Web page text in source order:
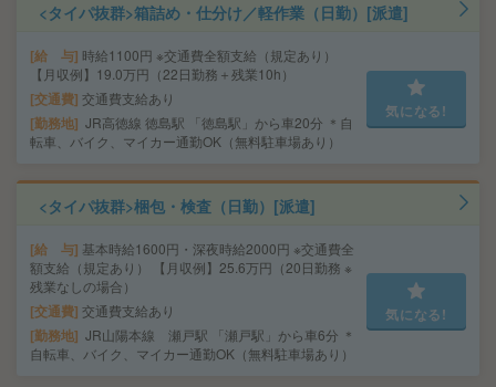
<タイパ抜群>箱詰め・仕分け／軽作業（日勤）[派遣]
給 与 時給1100円 ※交通費全額支給（規定あり）
【月収例】19.0万円（22日勤務＋残業10h）
交通費 交通費支給あり
勤務地 JR高徳線 徳島駅 「徳島駅」から車20分 ＊自
転車、バイク、マイカー通勤OK（無料駐車場あり）
気になる!
<タイパ抜群>梱包・検査（日勤）[派遣]
給 与 基本時給1600円・深夜時給2000円 ※交通費全
額支給（規定あり） 【月収例】25.6万円（20日勤務 ※
残業なしの場合）
交通費 交通費支給あり
勤務地 JR山陽本線 瀬戸駅 「瀬戸駅」から車6分 ＊
自転車、バイク、マイカー通勤OK（無料駐車場あり）
気になる!